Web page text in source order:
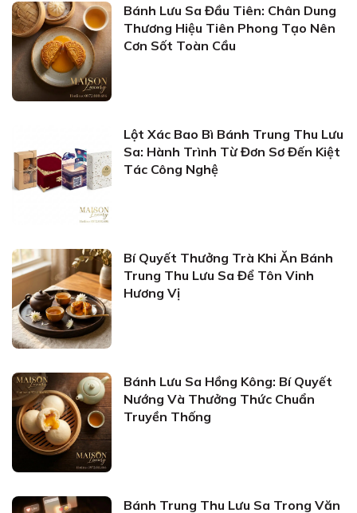
Bánh Lưu Sa Đầu Tiên: Chân Dung
Thương Hiệu Tiên Phong Tạo Nên
Cơn Sốt Toàn Cầu
Lột Xác Bao Bì Bánh Trung Thu Lưu
Sa: Hành Trình Từ Đơn Sơ Đến Kiệt
Tác Công Nghệ
Bí Quyết Thưởng Trà Khi Ăn Bánh
Trung Thu Lưu Sa Để Tôn Vinh
Hương Vị
Bánh Lưu Sa Hồng Kông: Bí Quyết
Nướng Và Thưởng Thức Chuẩn
Truyền Thống
Bánh Trung Thu Lưu Sa Trong Văn